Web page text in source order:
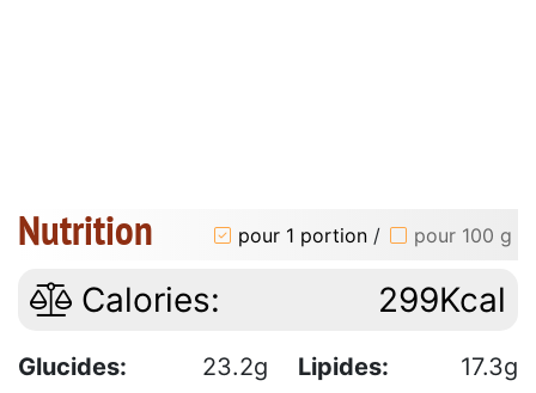
Nutrition pour 1 portion / pour 100 g
Calories: 299Kcal
Glucides: 23.2g Lipides:
17.3g